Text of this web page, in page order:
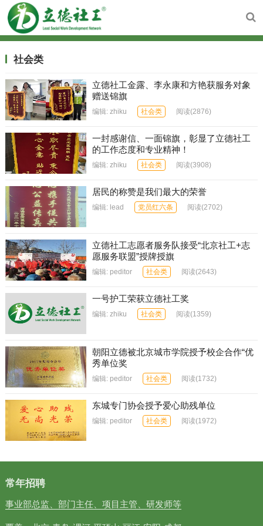
社会类
立德社工金露、李永康和方艳获服务对象
赠送锦旗
编辑:zhiku 社会类 阅读(2876)
一封感谢信、一面锦旗，彰显了立德社工
的工作态度和专业精神！
编辑:zhiku 社会类 阅读(3908)
居民的称赞是我们最大的荣誉
编辑:lead 党员红六条 阅读(2702)
立德社工志愿者服务队接受“北京社工+志
愿服务联盟”授牌授旗
编辑:peditor 社会类 阅读(2643)
一号护工荣获立德社工奖
编辑:zhiku 社会类 阅读(1359)
朝阳立德被北京城市学院授予校企合作“优
秀单位奖
编辑:peditor 社会类 阅读(1732)
东城专门协会授予爱心助残单位
编辑:peditor 社会类 阅读(1972)
常年招聘
事业部总监、部门主任、项目主管、研发师等